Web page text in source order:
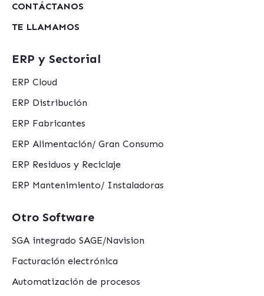
CONTÁCTANOS
TE LLAMAMOS
ERP y Sectorial
ERP Cloud
ERP Distribución
ERP Fabricantes
ERP Alimentación/ Gran Consumo
ERP Residuos y Reciclaje
ERP Mantenimiento/ Instaladoras
Otro Software
SGA integrado SAGE/Navision
Facturación electrónica
Automatización de procesos